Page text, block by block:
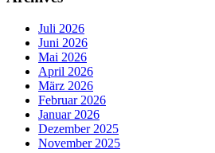
Juli 2026
Juni 2026
Mai 2026
April 2026
März 2026
Februar 2026
Januar 2026
Dezember 2025
November 2025